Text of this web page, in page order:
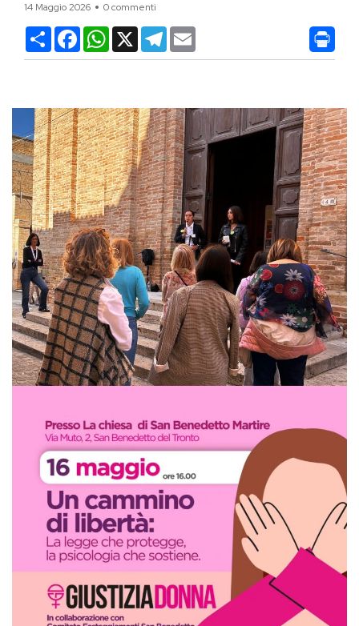
14 Maggio 2026 0 commenti
CondividiFacebookWhatsApp
X Telegram